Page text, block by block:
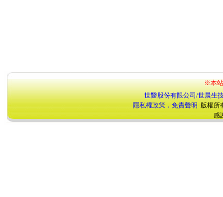
※本站
世醫股份有限公司/世晨生
隱私權政策．免責聲明 版權所
感